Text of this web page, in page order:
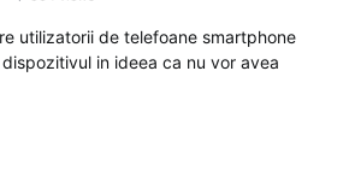
utilizatorii de telefoane smartphone
in ideea ca nu vor avea